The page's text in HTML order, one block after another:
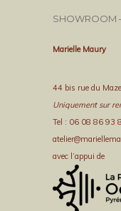
SHOWROOM
Marielle Maury
44 bis rue du
Uniquement sur
Tel : 06 08 86 93
avec l’appui de